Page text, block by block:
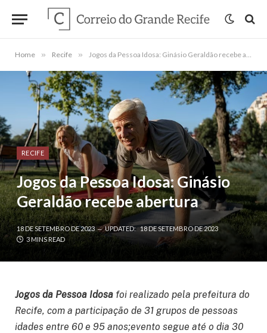
Home » Recife » Jogos da Pessoa Idosa: Ginásio Geraldão recebe abertura
RECIFE
Jogos da Pessoa Idosa: Ginásio
Geraldão recebe abertura
18 DE SETEMBRO DE 2023 UPDATED:
18 DE SETEMBRO DE 2023
3 MINS READ
Jogos da Pessoa Idosa foi realizado pela prefeitura do
Recife, com a participação de 31 grupos de pessoas
idades entre 60 e 95 anos;evento segue até o dia 30